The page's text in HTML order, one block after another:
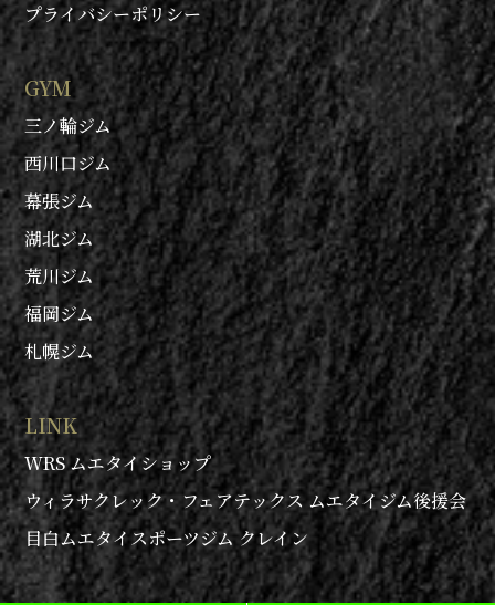
プライバシーポリシー
GYM
三ノ輪ジム
西川口ジム
幕張ジム
湖北ジム
荒川ジム
福岡ジム
札幌ジム
LINK
WRS ムエタイショップ
ウィラサクレック・フェアテックス ムエタイジム後援会
目白ムエタイスポーツジム クレイン